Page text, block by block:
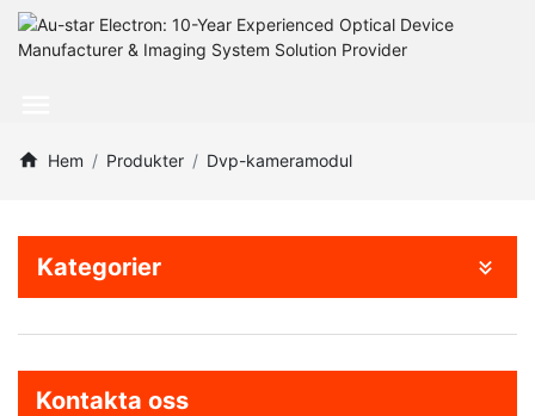
Hem Produkter Dvp-kameramodul
Kategorier
Kontakta oss